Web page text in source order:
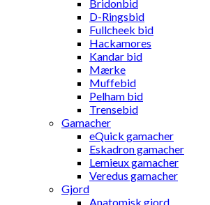
Bridonbid
D-Ringsbid
Fullcheek bid
Hackamores
Kandar bid
Mærke
Muffebid
Pelham bid
Trensebid
Gamacher
eQuick gamacher
Eskadron gamacher
Lemieux gamacher
Veredus gamacher
Gjord
Anatomisk gjord